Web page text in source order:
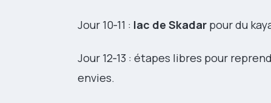
Jour 10‑11 : lac de Skadar pour du
Jour 12‑13 : étapes libres pour
envies.